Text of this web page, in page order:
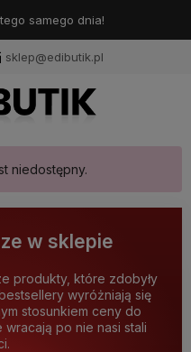
samego dnia!
sklep@edibutik.pl
niedostępny.
w sklepie
produkty, które zdobyły
wyróżniają się
stosunkiem ceny do
po nie nasi stali